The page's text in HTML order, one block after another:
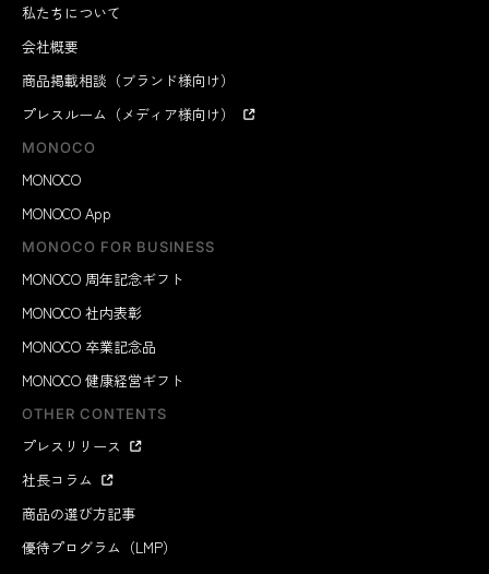
私たちについて
会社概要
商品掲載相談（ブランド様向け）
プレスルーム（メディア様向け）
MONOCO
MONOCO
MONOCO App
MONOCO FOR BUSINESS
MONOCO 周年記念ギフト
MONOCO 社内表彰
MONOCO 卒業記念品
MONOCO 健康経営ギフト
OTHER CONTENTS
プレスリリース
社長コラム
商品の選び方記事
優待プログラム（LMP）